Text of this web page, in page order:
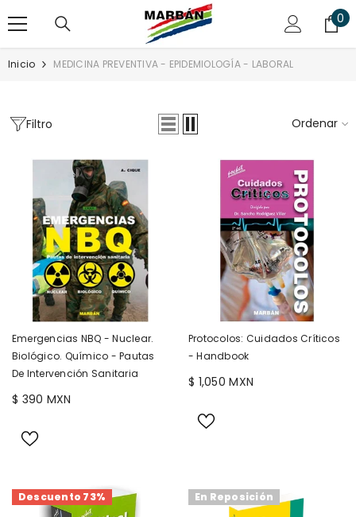
0
0
Inicio MEDICINA PREVENTIVA - EPIDEMIOLOGÍA - LABORAL
Filtro Ordenar
Emergencias NBQ - Nuclear.
Biológico. Químico - Pautas
De Intervención Sanitaria
$ 390 MXN
Protocolos: Cuidados Críticos
- Handbook
$ 1,050 MXN
Descuento 73% En Reposición